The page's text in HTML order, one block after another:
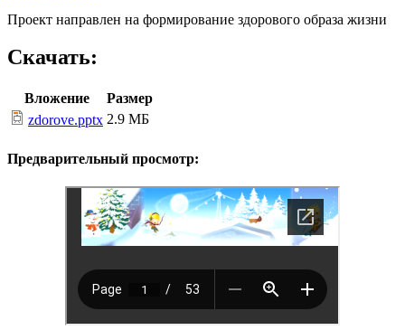
Проект направлен на формирование здорового образа жизни
Скачать:
Вложение
Размер
zdorove.pptx 2.9 МБ
Предварительный просмотр: